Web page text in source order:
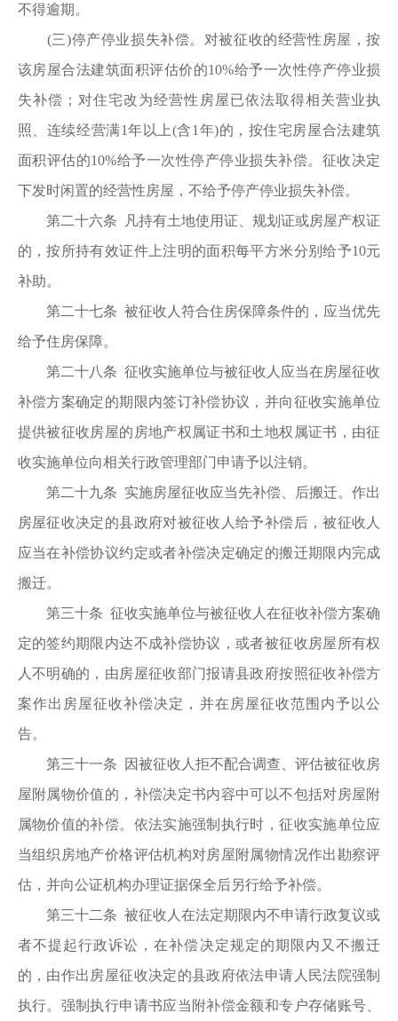
不得逾期。
(三)停产停业损失补偿。对被征收的经营性房屋，按
该房屋合法建筑面积评估价的10%给予一次性停产停业损
失补偿；对住宅改为经营性房屋已依法取得相关营业执
照、连续经营满1年以上(含1年)的，按住宅房屋合法建筑
面积评估的10%给予一次性停产停业损失补偿。征收决定
下发时闲置的经营性房屋，不给予停产停业损失补偿。
第二十六条 凡持有土地使用证、规划证或房屋产权证
的，按所持有效证件上注明的面积每平方米分别给予10元
补助。
第二十七条 被征收人符合住房保障条件的，应当优先
给予住房保障。
第二十八条 征收实施单位与被征收人应当在房屋征收
补偿方案确定的期限内签订补偿协议，并向征收实施单位
提供被征收房屋的房地产权属证书和土地权属证书，由征
收实施单位向相关行政管理部门申请予以注销。
第二十九条 实施房屋征收应当先补偿、后搬迁。作出
房屋征收决定的县政府对被征收人给予补偿后，被征收人
应当在补偿协议约定或者补偿决定确定的搬迁期限内完成
搬迁。
第三十条 征收实施单位与被征收人在征收补偿方案确
定的签约期限内达不成补偿协议，或者被征收房屋所有权
人不明确的，由房屋征收部门报请县政府按照征收补偿方
案作出房屋征收补偿决定，并在房屋征收范围内予以公
告。
第三十一条 因被征收人拒不配合调查、评估被征收房
屋附属物价值的，补偿决定书内容中可以不包括对房屋附
属物价值的补偿。依法实施强制执行时，征收实施单位应
当组织房地产价格评估机构对房屋附属物情况作出勘察评
估，并向公证机构办理证据保全后另行给予补偿。
第三十二条 被征收人在法定期限内不申请行政复议或
者不提起行政诉讼，在补偿决定规定的期限内又不搬迁
的，由作出房屋征收决定的县政府依法申请人民法院强制
执行。强制执行申请书应当附补偿金额和专户存储账号、